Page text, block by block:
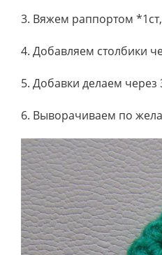
3. Вяжем раппортом
4. Добавляем столбики
5. Добавки делаем через
6. Выворачиваем по